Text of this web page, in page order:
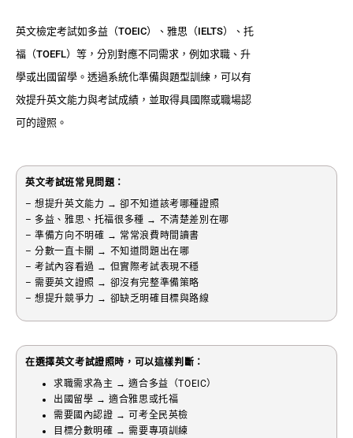
英文檢定考試如多益（TOEIC）、雅思（IELTS）、托
福（TOEFL）等，分別對應不同需求，例如求職、升
學或出國留學。透過系統化準備與題型訓練，可以有
效提升英文能力與考試成績，並取得具國際或職場認
可的證照。
英文考試班常見問題：
– 想提升英文能力 → 卻不知道該考哪種證照
– 多益、雅思、托福很多種 → 不清楚差別在哪
– 準備方向不明確 → 常常浪費時間讀書
– 分數一直卡關 → 不知道問題出在哪
– 考試內容看過 → 但實際考試表現不穩
– 需要英文證照 → 卻沒有完整準備策略
– 想提升競爭力 → 卻缺乏明確目標與路線
在選擇英文考試證照時，可以這樣判斷：
求職需求為主 → 適合多益（TOEIC）
出國留學 → 適合雅思或托福
需要國內認證 → 可考全民英檢
目標分數明確 → 需要專項訓練